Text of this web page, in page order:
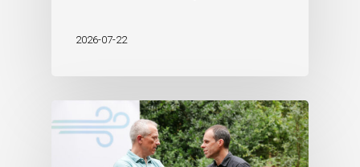
2026-07-22